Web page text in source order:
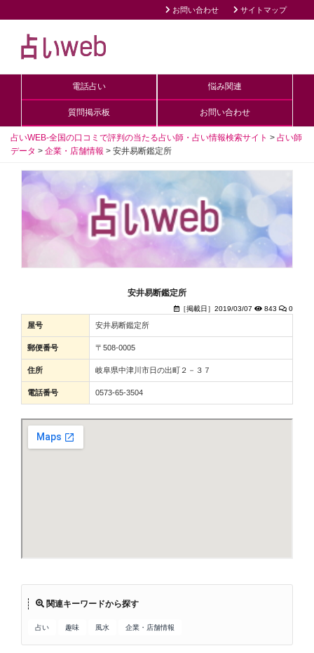
お問い合わせ サイトマップ
電話占い 悩み関連
質問掲示板 お問い合わせ
占いWEB-全国の口コミで評判の当たる占い師・占い情報検索サイト > 占い師
データ > 企業・店舗情報 > 安井易断鑑定所
安井易断鑑定所
［掲載日］2019/03/07 843 0
屋号 安井易断鑑定所
郵便番号 〒508-0005
住所 岐阜県中津川市日の出町２－３７
電話番号 0573-65-3504
関連キーワードから探す
占い 趣味 風水 企業・店舗情報